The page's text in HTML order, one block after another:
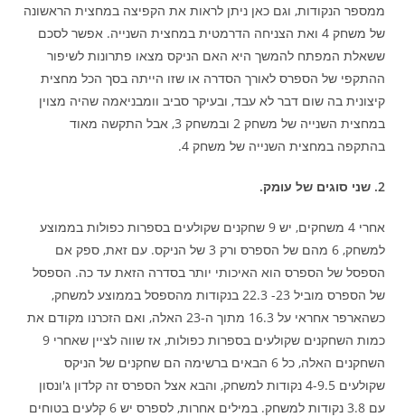
ממספר הנקודות, וגם כאן ניתן לראות את הקפיצה במחצית הראשונה
של משחק 4 ואת הצניחה הדרמטית במחצית השנייה. אפשר לסכם
ששאלת המפתח להמשך היא האם הניקס מצאו פתרונות לשיפור
ההתקפי של הספרס לאורך הסדרה או שזו הייתה בסך הכל מחצית
קיצונית בה שום דבר לא עבד, ובעיקר סביב וומבניאמה שהיה מצוין
במחצית השנייה של משחק 2 ובמשחק 3, אבל התקשה מאוד
בהתקפה במחצית השנייה של משחק 4.
2. שני סוגים של עומק.
אחרי 4 משחקים, יש 9 שחקנים שקולעים בספרות כפולות בממוצע
למשחק, 6 מהם של הספרס ורק 3 של הניקס. עם זאת, ספק אם
הספסל של הספרס הוא האיכותי יותר בסדרה הזאת עד כה. הספסל
של הספרס מוביל 23- 22.3 בנקודות מהספסל בממוצע למשחק,
כשהארפר אחראי על 16.3 מתוך ה-23 האלה, ואם הזכרנו מקודם את
כמות השחקנים שקולעים בספרות כפולות, אז שווה לציין שאחרי 9
השחקנים האלה, כל 6 הבאים ברשימה הם שחקנים של הניקס
שקולעים 4-9.5 נקודות למשחק, והבא אצל הספרס זה קלדון ג'ונסון
עם 3.8 נקודות למשחק. במילים אחרות, לספרס יש 6 קלעים בטוחים